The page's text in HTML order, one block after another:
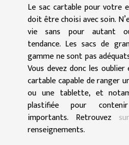
Le sac cartable pour votre
doit être choisi avec soin.
vie sans pour autant
tendance. Les sacs de
gamme ne sont pas
Vous devez donc les
cartable capable de ranger
ou une tablette, et
plastifiée pour
importants. Retrouvez
renseignements.